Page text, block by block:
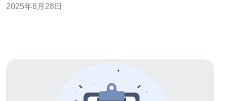
硬件设备和稳定的网络环境，确保服务器运行稳定，不会
2025年6月28日